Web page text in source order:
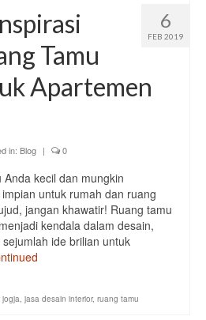
6
FEB 2019
Tamu
Apartemen
in: Blog | 0
kecil dan mungkin
untuk rumah dan ruang
jangan khawatir! Ruang tamu
kendala dalam desain,
ide brilian untuk
jogja, jasa desain interior, ruang tamu